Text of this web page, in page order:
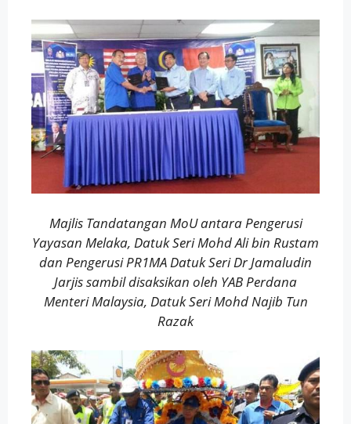
Majlis Tandatangan MoU antara Pengerusi
Yayasan Melaka, Datuk Seri Mohd Ali bin Rustam
dan Pengerusi PR1MA Datuk Seri Dr Jamaludin
Jarjis sambil disaksikan oleh YAB Perdana
Menteri Malaysia, Datuk Seri Mohd Najib Tun
Razak